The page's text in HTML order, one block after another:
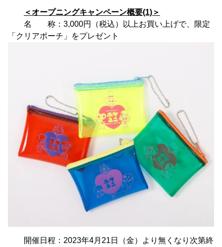
＜オープニングキャンペーン概要(1)＞
名 称：3,000円（税込）以上お買い上げで、限定
「クリアポーチ」をプレゼント
開催日程：2023年4月21日（金）より無くなり次第終